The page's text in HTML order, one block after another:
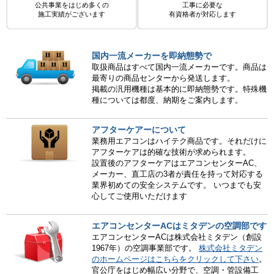
公共事業をはじめ多くの
施工実績がございます
工事に必要な
有資格者が対応します
国内一流メーカーを即納態勢で
取扱商品はすべて国内一流メーカーです。商品は
最寄りの商品センターから発送します。
掲載の汎用機種は基本的に即納態勢です。特殊機
種については都度、納期をご案内します。
アフターケアーについて
業務用エアコンはハイテク商品です。それだけに
アフターケアは的確な技術が求められます。
設置後のアフターケアはエアコンセンターAC、
メーカー、直工店の3者が責任を持って対応する
業界初めての安全システムです。 いつまでも安
心してご使用いただけます
エアコンセンターACはミタデンの空調部です
エアコンセンターACは株式会社ミタデン（創設
1967年）の空調事業部です。 株式会社ミタデン
のホームページはこちらをクリックして下さい。
官公庁をはじめ幅広い分野で、空調・管設備工